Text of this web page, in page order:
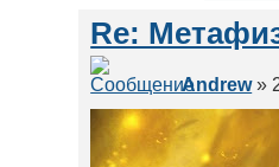
Re:
Andrew»